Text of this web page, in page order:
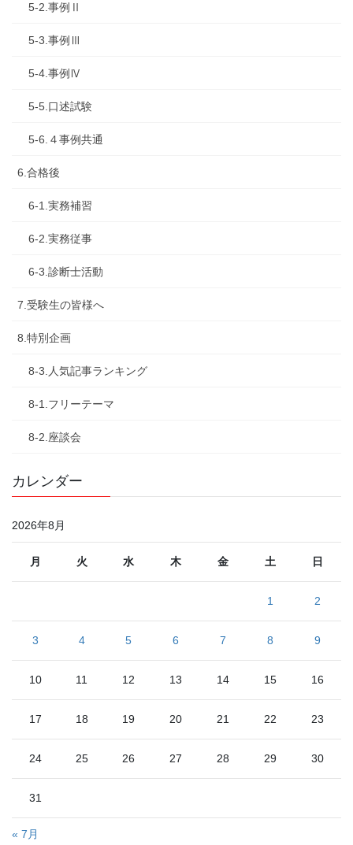
5-2.事例Ⅱ
5-3.事例Ⅲ
5-4.事例Ⅳ
5-5.口述試験
5-6.４事例共通
6.合格後
6-1.実務補習
6-2.実務従事
6-3.診断士活動
7.受験生の皆様へ
8.特別企画
8-3.人気記事ランキング
8-1.フリーテーマ
8-2.座談会
カレンダー
2026年8月
月 火 水 木 金 土 日
1 2
3 4 5 6 7 8 9
10 11 12 13 14 15 16
17 18 19 20 21 22 23
24 25 26 27 28 29 30
31
« 7月